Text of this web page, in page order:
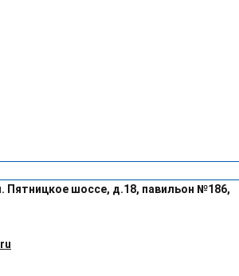
Пятницкое шоссе, д.18, павильон №186,